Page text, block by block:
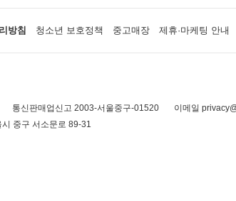
방침 청소년 보호정책 중고매장 제휴·마케팅 안내
통신판매업신고 2003-서울중구-01520
이메일
중구 서소문로 89-31